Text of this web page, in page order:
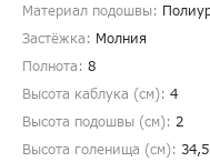
Материал подошвы:
Застёжка: Молния
Полнота: 8
Высота каблука (см): 4
Высота подошвы (см): 2
Высота голенища (cм): 34,5